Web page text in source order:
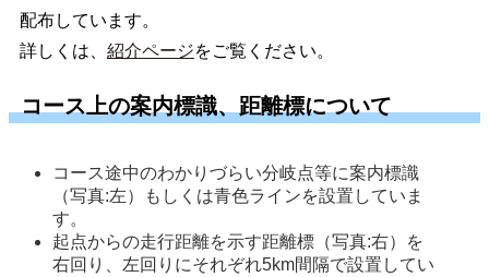
配布しています。
詳しくは、 紹介ページをご覧ください。
コース上の案内標識、距離標について
コース途中のわかりづらい分岐点等に案内標識
（写真:左）もしくは青色ラインを設置していま
す。
起点からの走行距離を示す距離標（写真:右）を
右回り、左回りにそれぞれ5km間隔で設置してい